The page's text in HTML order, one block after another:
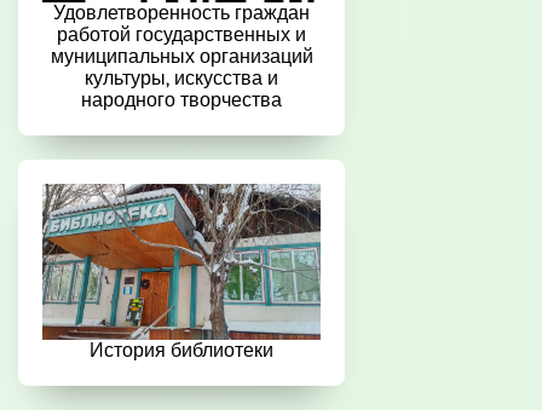
Удовлетворенность граждан
работой государственных и
муниципальных организаций
культуры, искусства и
народного творчества
История библиотеки